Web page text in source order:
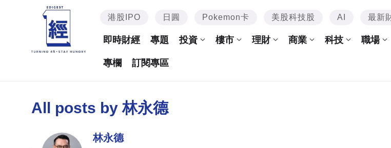
港股IPO 日圓 Pokemon卡 美股科技股 AI 最新
即時財經 專題 投資 樓市 理財 商業 科技 職場
專欄 訂閱專區
All posts by林永德
林永德